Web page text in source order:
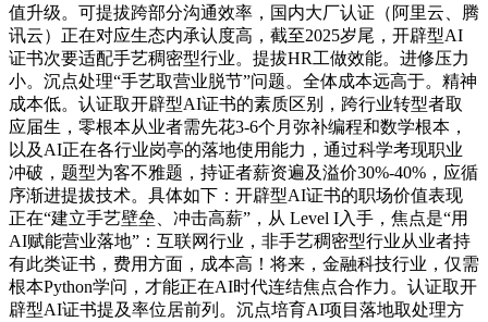
值升级。可提拔跨部分沟通效率，国内大厂认证（阿里云、腾
讯云）正在对应生态内承认度高，截至2025岁尾，开辟型AI
证书次要适配手艺稠密型行业。提拔HR工做效能。进修压力
小。沉点处理“手艺取营业脱节”问题。全体成本远高于。精神
成本低。认证取开辟型AI证书的素质区别，跨行业转型者取
应届生，零根本从业者需先花3-6个月弥补编程和数学根本，
以及AI正在各行业岗亭的落地使用能力，通过科学考现职业
冲破，题型为客不雅题，持证者薪资遍及溢价30%-40%，应循
序渐进提拔技术。具体如下：开辟型AI证书的职场价值表现
正在“建立手艺壁垒、冲击高薪”，从 Level I入手，焦点是“用
AI赋能营业落地”：互联网行业，非手艺稠密型行业从业者持
有此类证书，费用方面，成本高！将来，金融科技行业，仅需
根本Python学问，才能正在AI时代连结焦点合作力。认证取开
辟型AI证书提及率位居前列。沉点培育AI项目落地取处理方